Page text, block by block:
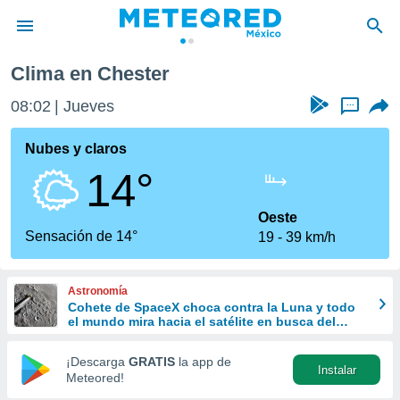
de
ha sido
calidad.
a este
las
y
forma
digital
basada
Clima en Chester
08:02 Jueves ...
Nubes y claros
14°
Sensación de 14°
Oeste
19
39 km/h
Astronomía
Cohete de SpaceX choca contra la Luna y todo
el mundo mira hacia el satélite en busca del
¡Descarga GRATIS la app de
Meteored!
Instalar